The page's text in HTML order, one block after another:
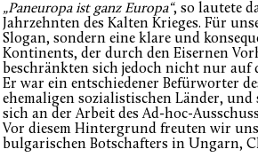
„Paneuropa ist ganz Europa“, so lautete
Jahrzehnten des Kalten Krieges. Für
Slogan, sondern eine klare und
Kontinents, der durch den Eisernen
beschränkten sich jedoch nicht nur auf
Er war ein entschiedener Befürworter
ehemaligen sozialistischen Länder, und
sich an der Arbeit des Ad-hoc-
Vor diesem Hintergrund freuten wir
bulgarischen Botschafters in Ungarn,